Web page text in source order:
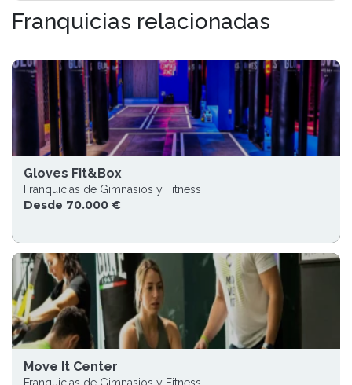
Franquicias relacionadas
Gloves Fit&Box
Franquicias de Gimnasios y Fitness
Desde 70.000 €
Move It Center